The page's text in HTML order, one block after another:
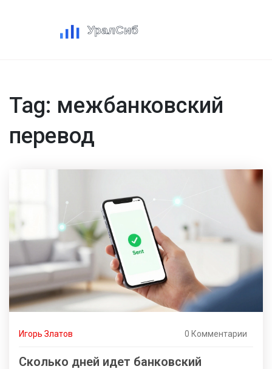
Tag: межбанковский
перевод
Игорь Златов 0 Комментарии
Сколько дней идет банковский